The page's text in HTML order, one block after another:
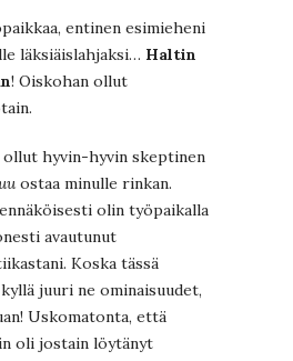
entinen esimieheni
läksiäislahjaksi… Haltin
! Oiskohan ollut
hyvin-hyvin skeptinen
ostaa minulle rinkan.
olin työpaikalla
avautunut
Koska tässä
juuri ne ominaisuudet,
Uskomatonta, että
oli jostain löytänyt